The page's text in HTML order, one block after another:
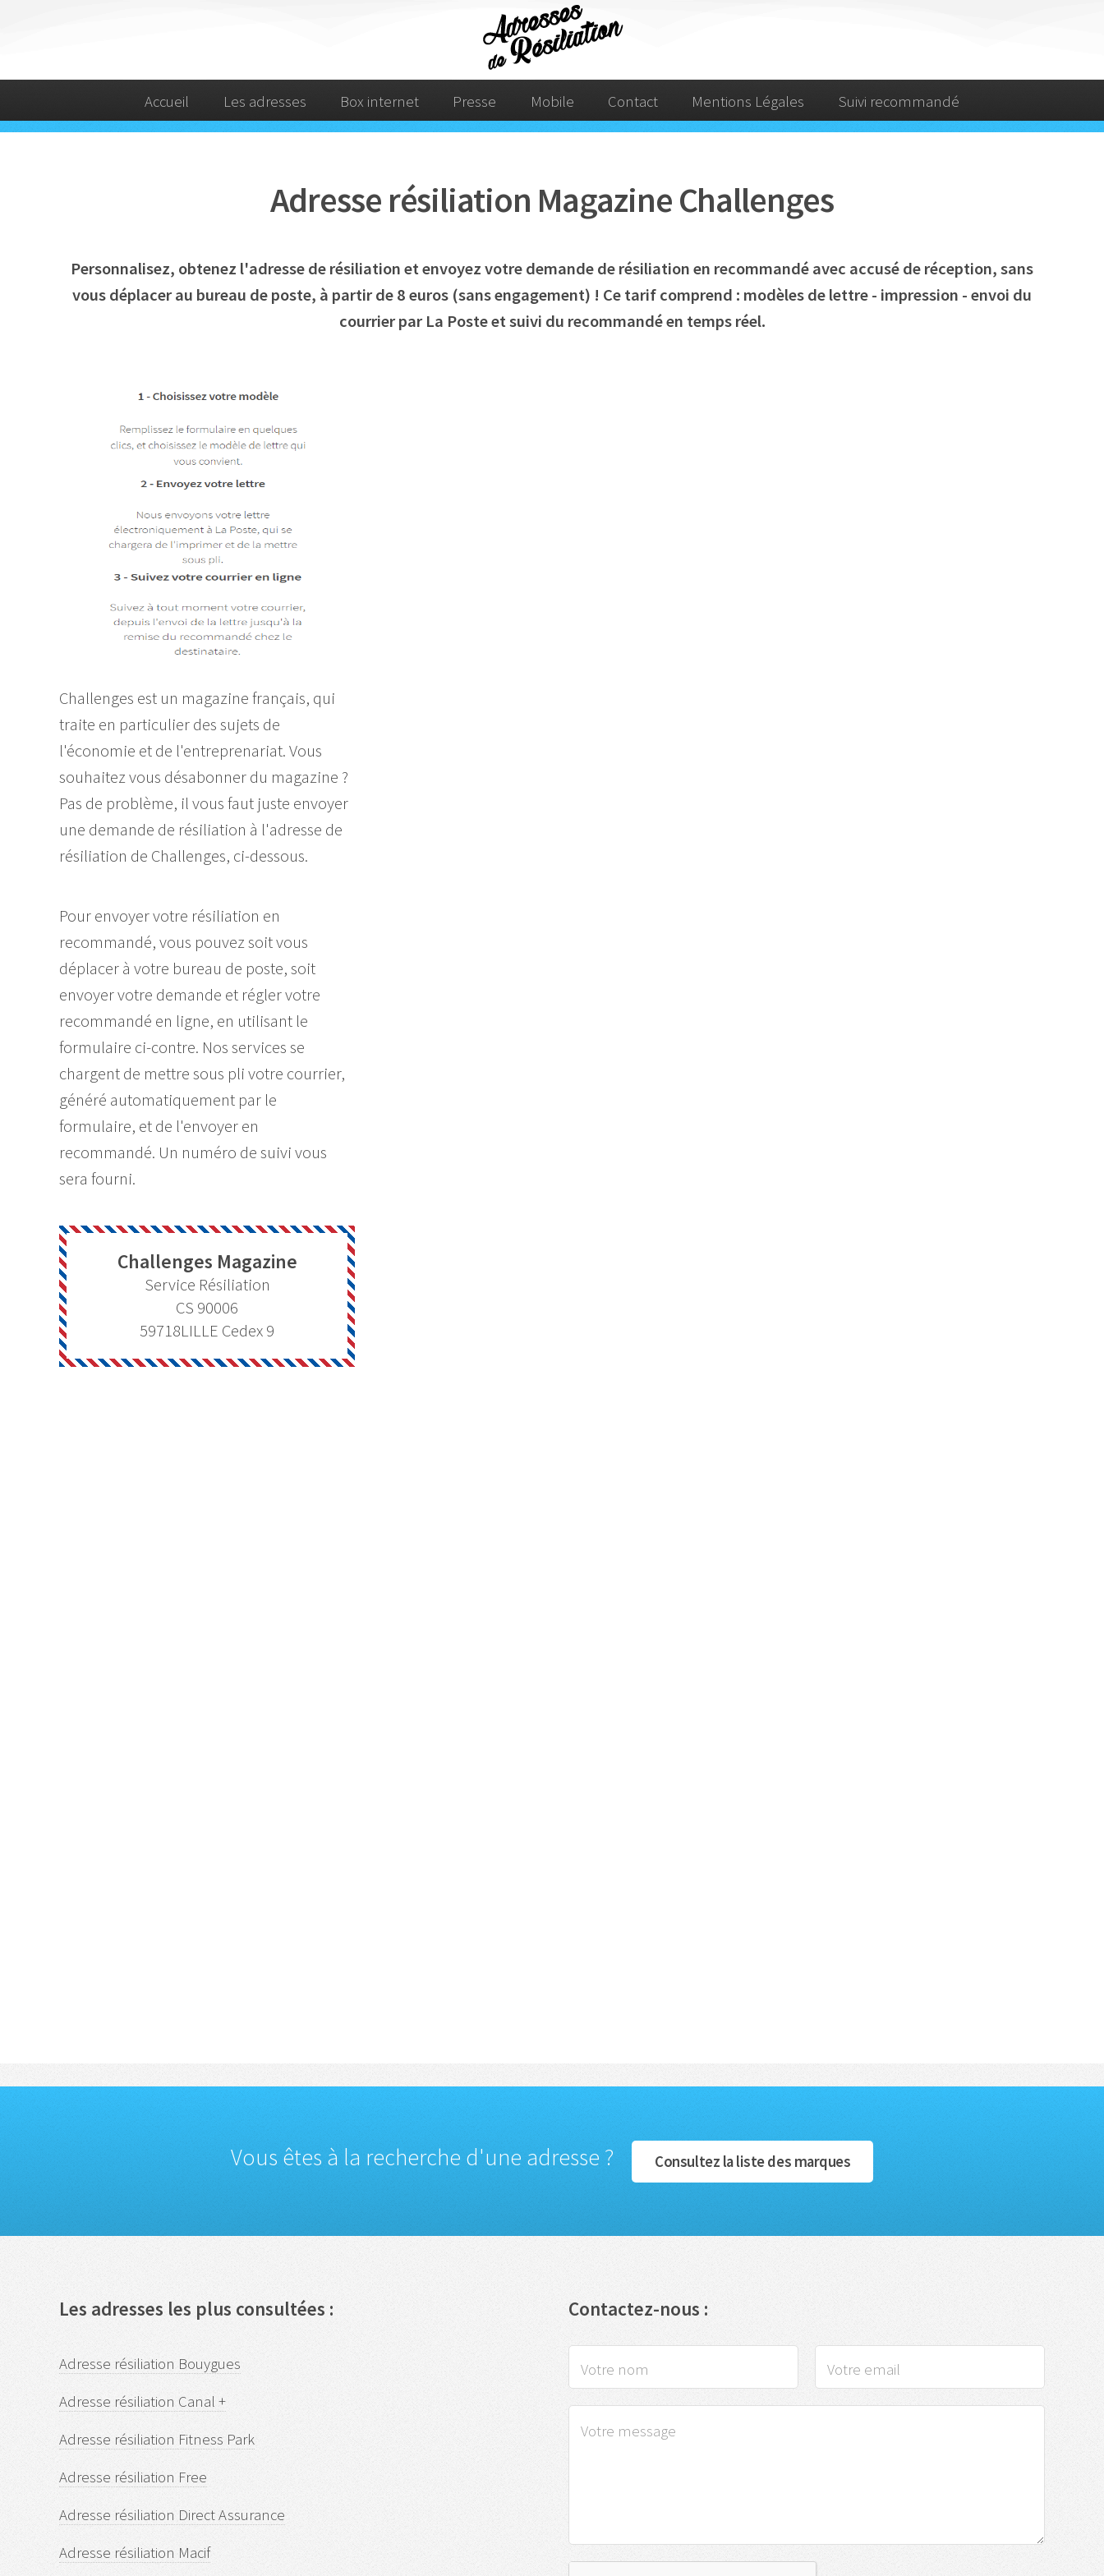
Accueil Les adresses Box internet Presse Mobile Contact Mentions Légales Suivi recommandé
Adresse résiliation Magazine Challenges
Personnalisez, obtenez l'adresse de résiliation et envoyez votre demande de résiliation en recommandé avec accusé de réception, sans
vous déplacer au bureau de poste, à partir de 8 euros (sans engagement) ! Ce tarif comprend : modèles de lettre - impression - envoi du
courrier par La Poste et suivi du recommandé en temps réel.
Challenges est un magazine français, qui
traite en particulier des sujets de
l'économie et de l'entreprenariat. Vous
souhaitez vous désabonner du magazine ?
Pas de problème, il vous faut juste envoyer
une demande de résiliation à l'adresse de
résiliation de Challenges, ci-dessous.
Pour envoyer votre résiliation en
recommandé, vous pouvez soit vous
déplacer à votre bureau de poste, soit
envoyer votre demande et régler votre
recommandé en ligne, en utilisant le
formulaire ci-contre. Nos services se
chargent de mettre sous pli votre courrier,
généré automatiquement par le
formulaire, et de l'envoyer en
recommandé. Un numéro de suivi vous
sera fourni.
Challenges Magazine
Service Résiliation
CS 90006
59718LILLE Cedex 9
Vous êtes à la recherche d'une adresse ? Consultez la liste des marques
Les adresses les plus consultées :
Adresse résiliation Bouygues
Adresse résiliation Canal +
Adresse résiliation Fitness Park
Adresse résiliation Free
Adresse résiliation Direct Assurance
Adresse résiliation Macif
Contactez-nous :